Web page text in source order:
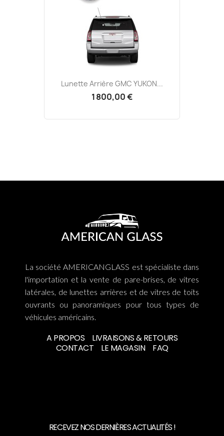
Lunette Arrière GMC YUKON...
1 800,00 €
La société AMERICANGLASS est spécialiste dans
l'importation et la vente de pare-brises, de vitres
latérales, de lunettes arrières et de vitres de toits
ouvrants ou panoramiques pour tous types de
véhicules américains.
A PROPOS
LIVRAISONS & RETOURS
CONTACT
LE MAGASIN FAQ
RECEVEZ NOS DERNIÈRES ACTUALITÉS !